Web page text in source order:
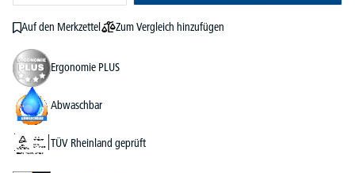
Auf den Merkzettel Zum Vergleich hinzufügen
Ergonomie PLUS
Abwaschbar
TÜV Rheinland geprüft